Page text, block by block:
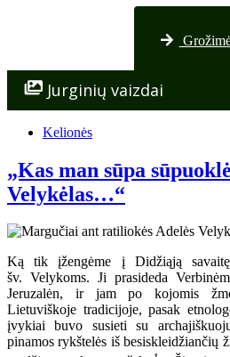
Nuotraukos iš
Jurginių vaizdai
Kelionės
„Kas man sūpa
Velykėlas…“
Ką tik įžengėme į Didžiąją
šv. Velykoms. Ji prasideda
Jeruzalėn, ir jam po kojomis
Lietuviškoje tradicijoje, pasak
įvykiai buvo susieti su
pinamos rykštelės iš besiskleidžiančių